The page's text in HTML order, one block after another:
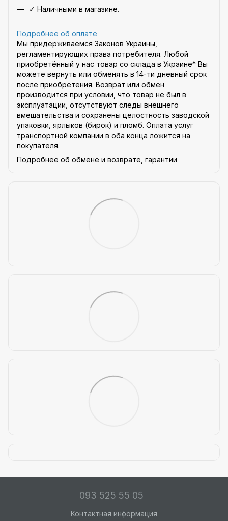
✓ Наличными в магазине.
Подробнее об оплате
Мы придерживаемся Законов Украины,
регламентирующих права потребителя. Любой
приобретённый у нас товар со склада в Украине* Вы
можете вернуть или обменять в 14-ти дневный срок
после приобретения. Возврат или обмен
производится при условии, что товар не был в
эксплуатации, отсутствуют следы внешнего
вмешательства и сохранены целостность заводской
упаковки, ярлыков (бирок) и пломб. Оплата услуг
транспортной компании в оба конца ложится на
покупателя.
Подробнее об обмене и возврате, гарантии
093 525 55 05
Контактная информация